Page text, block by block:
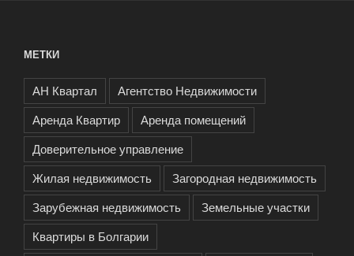
МЕТКИ
АН Квартал
Агентство Недвижимости
Аренда Квартир
Аренда помещений
Доверительное управление
Жилая недвижимость
Загородная недвижимость
Зарубежная недвижимость
Земельные участки
Квартиры в Болгарии